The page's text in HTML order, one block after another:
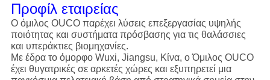
Προφίλ εταιρείας
Ο όμιλος OUCO παρέχει λύσεις επεξεργασίας υψηλής
ποιότητας και συστήματα πρόσβασης για τις θαλάσσιες
και υπεράκτιες βιομηχανίες.
Με έδρα το όμορφο Wuxi, Jiangsu, Κίνα, ο Όμιλος OUCO
έχει θυγατρικές σε αρκετές χώρες και εξυπηρετεί μια